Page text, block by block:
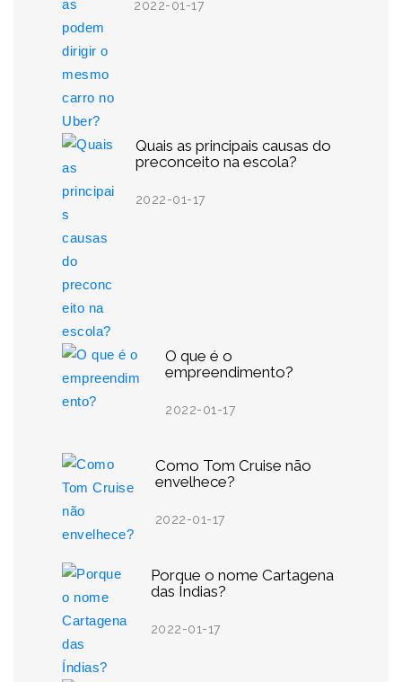
2022-01-17
Quais as principais causas do
preconceito na escola?
2022-01-17
O que é o
empreendimento?
2022-01-17
Como Tom Cruise não
envelhece?
2022-01-17
Porque o nome Cartagena
das Índias?
2022-01-17